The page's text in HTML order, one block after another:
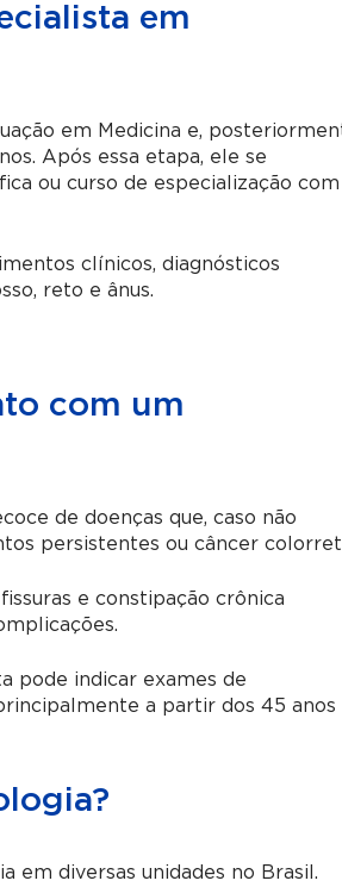
em
em Medicina e,
Após essa etapa, ele se
ou curso de especialização com
clínicos, diagnósticos
reto e ânus.
com um
de doenças que, caso não
persistentes ou câncer
e constipação crônica
pode indicar exames de
a partir dos 45 anos
em diversas unidades no Brasil.